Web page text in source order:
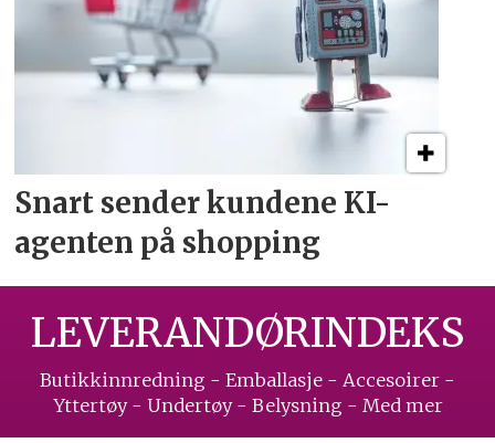
Snart sender kundene KI-
agenten på shopping
LEVERANDØRINDEKS
Butikkinnredning - Emballasje - Accesoirer -
Yttertøy - Undertøy - Belysning - Med mer